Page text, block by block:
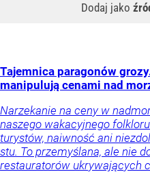
Dodaj jako
Tajemnica paragonów
manipulują cenami nad
Narzekanie na ceny w
naszego wakacyjnego
turystów, naiwność ani
stu. To przemyślana, ale nie
restauratorów ukrywających